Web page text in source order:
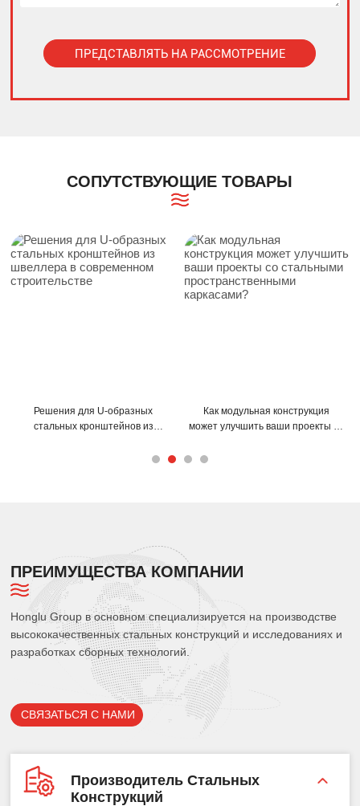
ПРЕДСТАВЛЯТЬ НА РАССМОТРЕНИЕ
СОПУТСТВУЮЩИЕ ТОВАРЫ
конструкция
ваши проекты со
Как С-образные и Z-образные
прогоны могут улучшить
Советы по
ПРЕИМУЩЕСТВА КОМПАНИИ
Honglu Group в основном специализируется на производстве
высококачественных стальных конструкций и исследованиях и
разработках сборных технологий.
СВЯЗАТЬСЯ С НАМИ
Производитель Стальных
Конструкций